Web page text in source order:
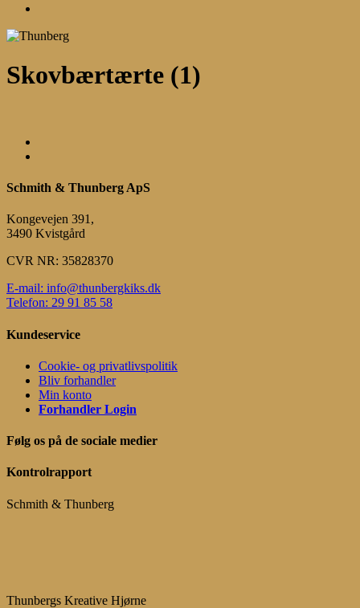
Skovbærtærte (1)
Schmith & Thunberg ApS
Kongevejen 391,
3490 Kvistgård
CVR NR: 35828370
E-mail: info@thunbergkiks.dk
Telefon: 29 91 85 58
Kundeservice
Cookie- og privatlivspolitik
Bliv forhandler
Min konto
Forhandler Login
Følg os på de sociale medier
Kontrolrapport
Schmith & Thunberg
Thunbergs Kreative Hjørne